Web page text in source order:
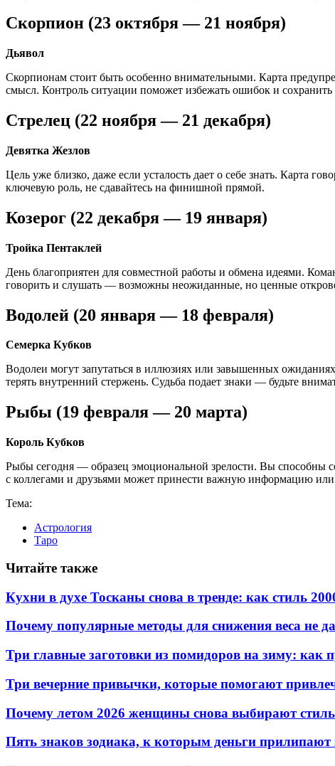
Скорпион (23 октября — 21 ноября)
Дьявол
Скорпионам стоит быть особенно внимательными. Карта
смысл. Контроль ситуации поможет избежать ошибок и
Стрелец (22 ноября — 21 декабря)
Девятка Жезлов
Цель уже близко, даже если усталость дает о себе знать. Карта
ключевую роль, не сдавайтесь на финишной прямой.
Козерог (22 декабря — 19 января)
Тройка Пентаклей
День благоприятен для совместной работы и обмена идеями.
говорить и слушать — возможны неожиданные, но ценные
Водолей (20 января — 18 февраля)
Семерка Кубков
Водолеи могут запутаться в иллюзиях или завышенных
терять внутренний стержень. Судьба подает знаки — будьте
Рыбы (19 февраля — 20 марта)
Король Кубков
Рыбы сегодня — образец эмоциональной зрелости. Вы способны
с коллегами и друзьями может принести важную информацию
Тема:
Астрология
Таро
Читайте также
Кухни в духе Тосканы снова в тренде: как стиль
Почему популярные методы для снижения веса не
Три главные заготовки из помидоров на зиму: как
Три вечерние привычки, которые помогают
Почему летом 2026 женщины снова выбирают стиль
Пять знаков зодиака, к которым деньги прилипают